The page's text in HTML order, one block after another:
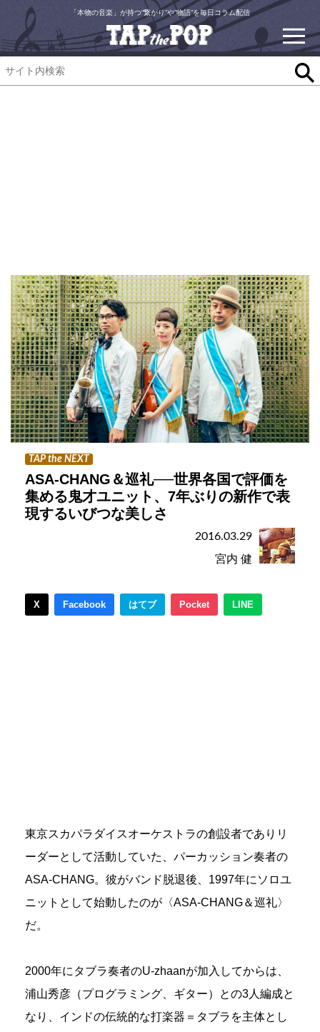
「本物の音楽」が持つ“繋がり”や“物語”を毎日コラム配信
TAP the NEXT
ASA-CHANG＆巡礼──世界各国で評価を
集める鬼才ユニット、7年ぶりの新作で表
現するいびつな美しさ
2016.03.29
宮内 健
X Facebook はてブ Pocket LINE
東京スカパラダイスオーケストラの創設者でありリ
ーダーとして活動していた、パーカッション奏者の
ASA-CHANG。彼がバンド脱退後、1997年にソロユ
ニットとして始動したのが〈ASA-CHANG＆巡礼〉
だ。
2000年にタブラ奏者のU-zhaanが加入してからは、
浦山秀彦（プログラミング、ギター）との3人編成と
なり、インドの伝統的な打楽器＝タブラを主体とし